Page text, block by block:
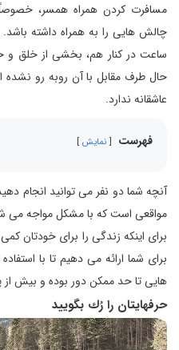
مسافرت كردن همراه همسر، خصوصاً
ساعت در كنار هم، بخشی از خلق و
حال طرف مقابل با آن روبه رو نشده
عاشقانه ندارد.
فهرست نمایش
آنچه شما دو نفر می توانید انجام
مواقعی است كه با مشكل مواجه می
برای اینكه زندگی را برای خودتان
برای شما ارائه می دهیم تا با
هایی تا حد ممكن دور بوده و بیش از
حرفهایتان را رُك بگویید